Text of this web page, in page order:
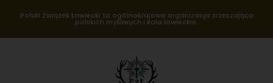
Polski Związek Łowiecki to ogólnokrajowa organizacja zrzeszająca
polskich myśliwych i koła łowieckie.